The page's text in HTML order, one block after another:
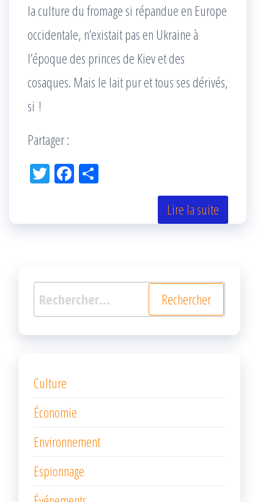
la culture du fromage si répandue en Europe
occidentale, n’existait pas en Ukraine à
l’époque des princes de Kiev et des
cosaques. Mais le lait pur et tous ses dérivés,
si !
Partager :
Tw Fac
k r
Lire la suite
Rechercher :
Culture
Économie
Environnement
Espionnage